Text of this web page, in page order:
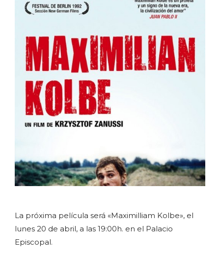
La próxima película será «Maximilliam Kolbe», el
lunes 20 de abril, a las 19:00h. en el Palacio
Episcopal.